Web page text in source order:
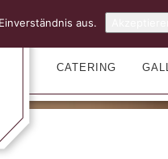
CATERING
aus.